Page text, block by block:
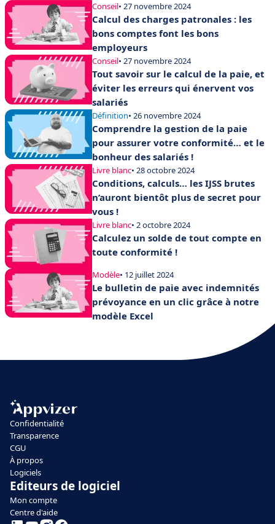
Conseil• 27 novembre 2024
Calcul des charges patronales : les
bons comptes font les bons
employeurs
Conseil• 27 novembre 2024
Tout savoir sur le calcul de la paie, et
éviter les erreurs qui énervent vos
salariés
Définition• 26 novembre 2024
Comprendre la gestion de la paie
pour assurer votre conformité… et le
bonheur des salariés !
Livre blanc• 28 octobre 2024
Conditions, calculs… les IJSS brutes
n’auront bientôt plus de secret pour
vous !
Livre blanc• 2 octobre 2024
Calculez un solde de tout compte en
toute conformité !
Modèle• 12 juillet 2024
Le bulletin de paie avec indemnités
prévoyance en un clic grâce à notre
modèle Excel
Confidentialité
Transparence
CGU
À propos
Logiciels
Editeurs de logiciel
Mon compte
Centre d'aide